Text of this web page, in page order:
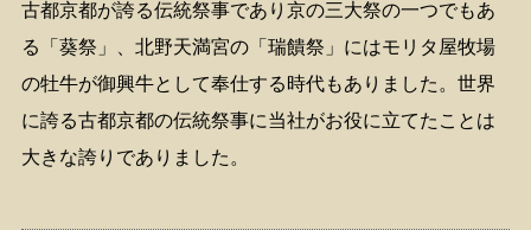
古都京都が誇る伝統祭事であり京の三大祭の一つでもあ
る「葵祭」、北野天満宮の「瑞饋祭」にはモリタ屋牧場
の牡牛が御興牛として奉仕する時代もありました。世界
に誇る古都京都の伝統祭事に当社がお役に立てたことは
大きな誇りでありました。